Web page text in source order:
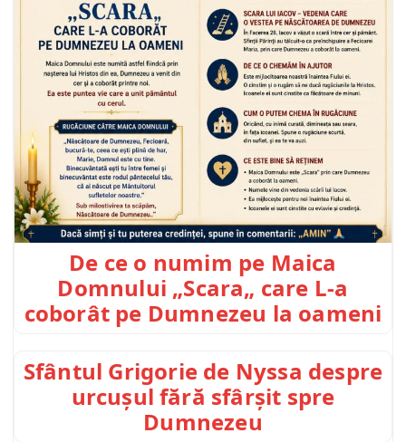
De ce o numim pe Maica
Domnului „Scara„ care L-a
coborât pe Dumnezeu la oameni
Sfântul Grigorie de Nyssa despre
urcușul fără sfârșit spre
Dumnezeu